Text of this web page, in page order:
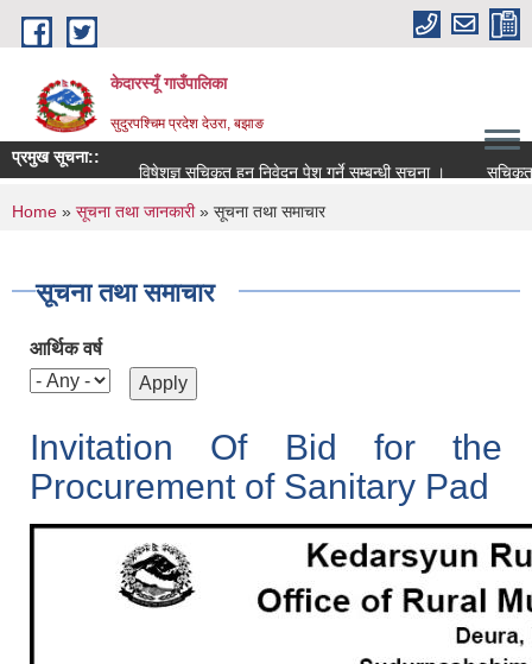
Skip to main content
केदारस्यूँ गाउँपालिका
सुदुरपश्चिम प्रदेश देउरा, बझाङ
प्रमुख सूचना::
विषेशज्ञ सूचिकृत हुन निवेदन पेश गर्ने सम्बन्धी सूचना ।
सूचिकृत
You are here
Home » सूचना तथा जानकारी» सूचना तथा समाचार
सूचना तथा समाचार
आर्थिक वर्ष
Invitation Of Bid for the
Procurement of Sanitary Pad